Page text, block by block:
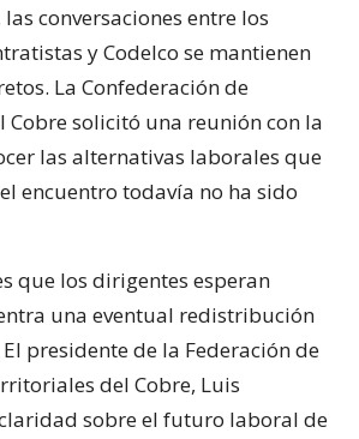
las conversaciones entre los
y Codelco se mantienen
La Confederación de
Cobre solicitó una reunión con la
las alternativas laborales que
encuentro todavía no ha sido
que los dirigentes esperan
una eventual redistribución
presidente de la Federación de
del Cobre, Luis
sobre el futuro laboral de